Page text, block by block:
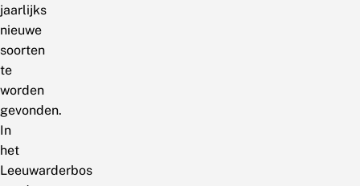
jaarlijks
nieuwe
soorten
te
worden
gevonden.
In
het
Leeuwarderbos